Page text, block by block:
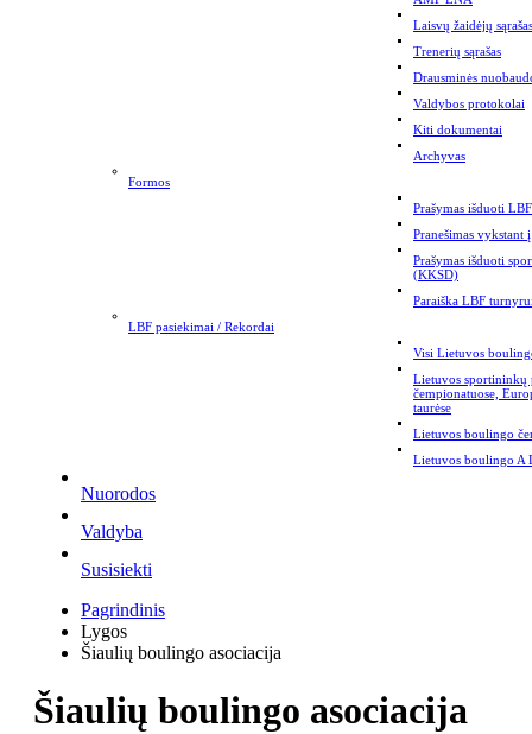
Laisvų žaidėjų sąrašas
Trenerių sąrašas
Drausminės
Valdybos protokolai
Kiti dokumentai
Archyvas
Formos
Prašymas išduoti
Pranešimas vykstant
Prašymas išduoti
(KKSD)
Paraiška LBF
LBF pasiekimai / Rekordai
Visi Lietuvos
Lietuvos sportininkų
čempionatuose,
taurėse
Lietuvos boulingo
Lietuvos boulingo A
Nuorodos
Valdyba
Susisiekti
Pagrindinis
Lygos
Šiaulių boulingo asociacija
Šiaulių boulingo asociacija